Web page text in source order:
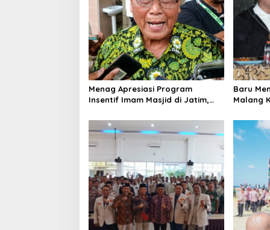
a
t
i
o
n
Menag Apresiasi Program
Insentif Imam Masjid di Jatim,
Baru
Malang